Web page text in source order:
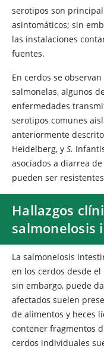
serotipos son
asintomáticos; sin
las instalaciones
fuentes.
En cerdos se
salmonelas, algunos
enfermedades
serotipos comunes
anteriormente
Heidelberg, y S.
asociados a diarrea
pueden ser
Hallazgos
salmonelosis
La salmonelosis
en los cerdos desde
sin embargo, puede
afectados suelen
de alimentos y heces
contener fragmentos
cerdos individuales